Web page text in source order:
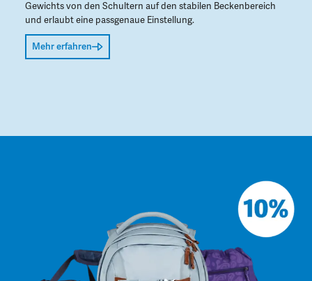
Gewichts von den Schultern auf den stabilen Beckenbereich
und erlaubt eine passgenaue Einstellung.
Mehr erfahren